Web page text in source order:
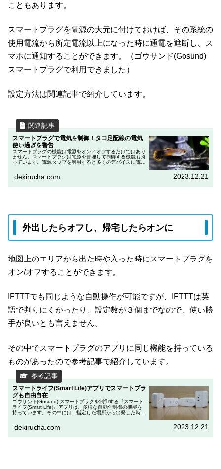
こともあります。
スマートプラグを電源の大元に付けておけば、その系統の
使用電流から所定電流以上になった時に通電を遮断し、ス
マホに通知することができます。（ゴウサンド(Gosund)
スマートプラグで利用できました）
設定方法は関連記事で紹介しています。
スマートプラグで電気を制御！タコ足配線の電気
使い過ぎを警告
スマートプラグの機能は電源をオン／オフするだけではあり
ません。スマートプラグは電源を管理して制御する機能も持
っています。電源タップを利用すると多くのデバイスに電源
dekirucha.com 2023.12.21
外出したらオフし、帰宅したらオンに
地図上のエリアから出た時や入った時にスマートプラグを
オン/オフすることができます。
IFTTTでも同じような自動操作が可能ですが、IFTTTは英
語で判りにくかったり、設定数が３個までなので、使い勝
手が良いとも言えません。
その中でスマートプラグのアプリに同じ機能を持っている
ものがあったので参考記事で紹介しています。
スマートライフ(Smart Life)アプリでスマートプラ
グも自由自在
ゴウサンド(Gosund) スマートプラグを制御する『スマート
ライフ(Smart Life)』アプリは、多様な自動化制御の機能を
持っています。その中には、指定した場所から出発した時や
dekirucha.com 2023.12.21